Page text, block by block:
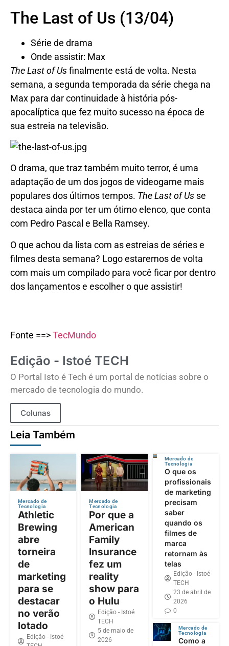
The Last of Us (13/04)
Série de drama
Onde assistir: Max
The Last of Usfinalmente está de volta. Nesta
semana, a segunda temporada da série chega na
Max para dar continuidade à história pós-
apocalíptica que fez muito sucesso na época de
sua estreia na televisão.
O drama, que traz também muito terror, é uma
adaptação de um dos jogos de videogame mais
populares dos últimos tempos. The Last of Us se
destaca ainda por ter um ótimo elenco, que conta
com Pedro Pascal e Bella Ramsey.
O que achou da lista com as estreias de séries e
filmes desta semana? Logo estaremos de volta
com mais um compilado para você ficar por dentro
dos lançamentos e escolher o que assistir!
Fonte ==>TecMundo
Edição - Istoé TECH
O Portal Isto é Tech é um portal de notícias sobre o
mercado de tecnologia do mundo.
Colunas
Leia Também
Mercado de
Tecnologia
Athletic
Brewing
abre
torneira
de
marketing
para se
destacar
no verão
lotado
Edição - Istoé
Mercado de
Tecnologia
Por que a
American
Family
Insurance
fez um
reality
show para
o Hulu
Edição - Istoé
TECH
5 de maio de
2026
Mercado de
Tecnologia
O que os
profissionais
de marketing
precisam
saber
quando os
filmes de
marca
retornam às
telas
Edição - Istoé
TECH
23 de abril de
2026
0
Mercado de
Tecnologia
Como a